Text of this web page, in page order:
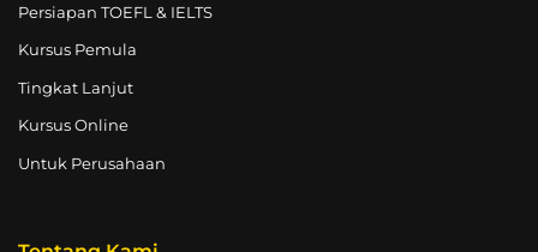
Persiapan TOEFL & IELTS
Kursus Pemula
Tingkat Lanjut
Kursus Online
Untuk Perusahaan